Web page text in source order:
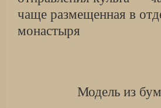
чаще размещен­ная в
монастыря
Модель из